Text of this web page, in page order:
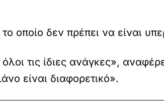
οποίο δεν πρέπει να είναι
τις ίδιες ανάγκες»,
είναι διαφορετικό».